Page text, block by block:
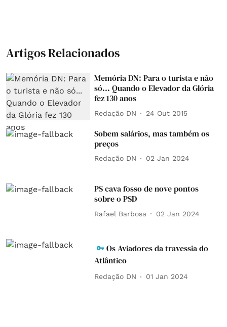
Artigos Relacionados
Memória DN: Para o turista e não
só... Quando o Elevador da Glória
fez 130 anos
Redação DN 24 Out 2015
Sobem salários, mas também os
preços
Redação DN 02 Jan 2024
PS cava fosso de nove pontos
sobre o PSD
Rafael Barbosa 02 Jan 2024
Os Aviadores da travessia do
Atlântico
Redação DN 01 Jan 2024